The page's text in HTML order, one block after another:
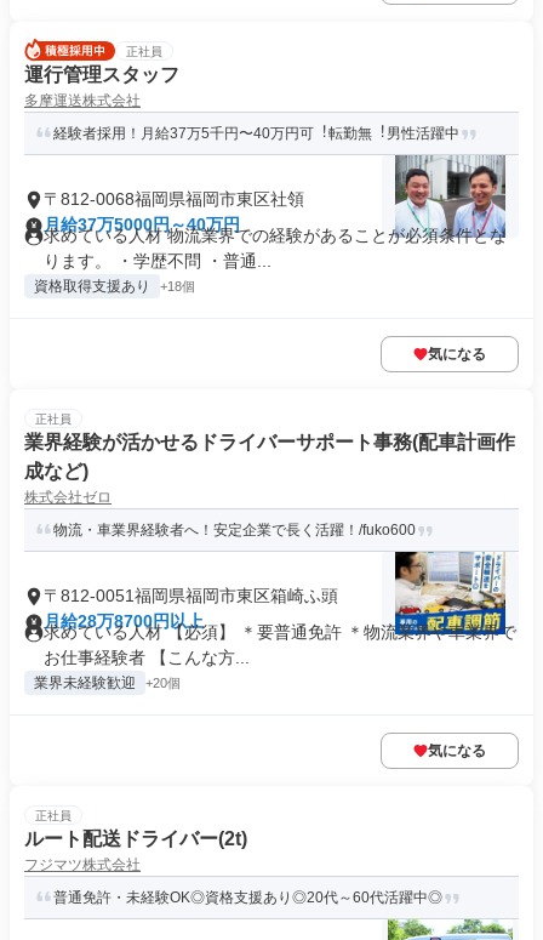
正社員
運行管理スタッフ
多摩運送株式会社
経験者採用！⽉給37万5千円〜40万円可︕転勤無︕男性活躍中
〒812-0068福岡県福岡市東区社領
月給37万5000円～40万円
求めている人材 物流業界での経験があることが必須条件とな
ります。 ・学歴不問 ・普通...
資格取得支援あり +18個
気になる
正社員
業界経験が活かせるドライバーサポート事務(配車計画作
成など)
株式会社ゼロ
物流・車業界経験者へ！安定企業で長く活躍！/fuko600
〒812-0051福岡県福岡市東区箱崎ふ頭
月給28万8700円以上
求めている人材 【必須】 ＊要普通免許 ＊物流業界や車業界で
お仕事経験者 【こんな方...
業界未経験歓迎 +20個
気になる
正社員
ルート配送ドライバー(2t)
フジマツ株式会社
普通免許・未経験OK◎資格支援あり◎20代～60代活躍中◎